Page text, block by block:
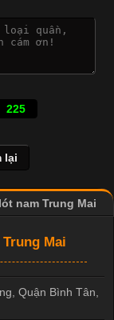
Trong Ngành
nhiệt đang
này được ứng
225
nam Trung Mai
Mai
Quận Bình Tân